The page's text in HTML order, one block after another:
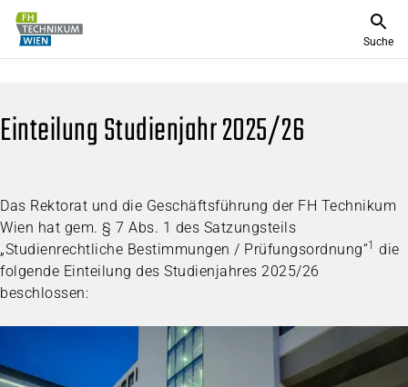
Suche
Einteilung Studienjahr 2025/26
Das Rektorat und die Geschäftsführung der FH Technikum
Wien hat gem. § 7 Abs. 1 des Satzungsteils
„Studienrechtliche Bestimmungen / Prüfungsordnung“1 die
folgende Einteilung des Studienjahres 2025/26
beschlossen: